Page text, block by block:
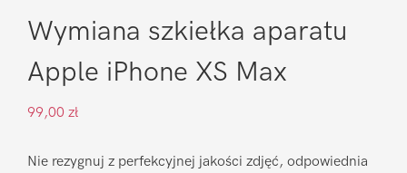
Wymiana szkiełka aparatu
Apple iPhone XS Max
99,00 zł
Nie rezygnuj z perfekcyjnej jakości zdjęć, odpowiednia